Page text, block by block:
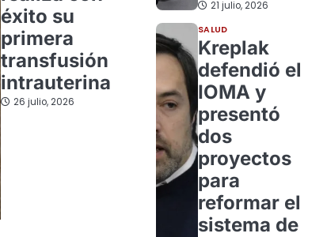
éxito su
primera
transfusión
intrauterina
26 julio, 2026
21 julio, 2026
SALUD
Kreplak
defendió el
IOMA y
presentó
dos
proyectos
para
reformar el
sistema de